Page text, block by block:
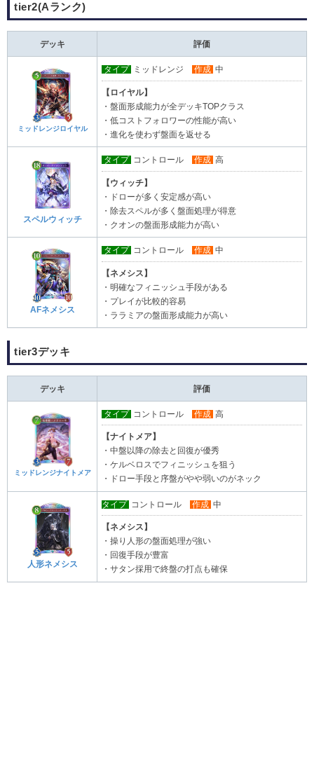
tier2(Aランク)
デッキ 評価
ミッドレンジロイヤル
タイプ ミッドレンジ 作成 中
【ロイヤル】
・盤面形成能力が全デッキTOPクラス
・低コストフォロワーの性能が高い
・進化を使わず盤面を返せる
スペルウィッチ
タイプ コントロール 作成 高
【ウィッチ】
・ドローが多く安定感が高い
・除去スペルが多く盤面処理が得意
・クオンの盤面形成能力が高い
AFネメシス
タイプ コントロール 作成 中
【ネメシス】
・明確なフィニッシュ手段がある
・プレイが比較的容易
・ララミアの盤面形成能力が高い
tier3デッキ
デッキ 評価
ミッドレンジナイトメア
タイプ コントロール 作成 高
【ナイトメア】
・中盤以降の除去と回復が優秀
・ケルベロスでフィニッシュを狙う
・ドロー手段と序盤がやや弱いのがネック
人形ネメシス
タイプ コントロール 作成 中
【ネメシス】
・操り人形の盤面処理が強い
・回復手段が豊富
・サタン採用で終盤の打点も確保